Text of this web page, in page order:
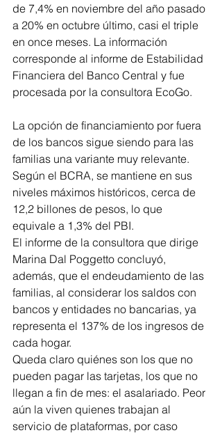
de 7,4% en noviembre del año pasado
a 20% en octubre último, casi el triple
en once meses. La información
corresponde al informe de Estabilidad
Financiera del Banco Central y fue
procesada por la consultora EcoGo.
La opción de financiamiento por fuera
de los bancos sigue siendo para las
familias una variante muy relevante.
Según el BCRA, se mantiene en sus
niveles máximos históricos, cerca de
12,2 billones de pesos, lo que
equivale a 1,3% del PBI.
El informe de la consultora que dirige
Marina Dal Poggetto concluyó,
además, que el endeudamiento de las
familias, al considerar los saldos con
bancos y entidades no bancarias, ya
representa el 137% de los ingresos de
cada hogar.
Queda claro quiénes son los que no
pueden pagar las tarjetas, los que no
llegan a fin de mes: el asalariado. Peor
aún la viven quienes trabajan al
servicio de plataformas, por caso